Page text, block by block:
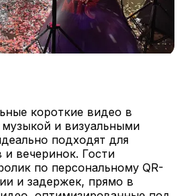
короткие видео в
и визуальными
подходят для
вечеринок. Гости
по персональному QR-
и задержек, прямо в